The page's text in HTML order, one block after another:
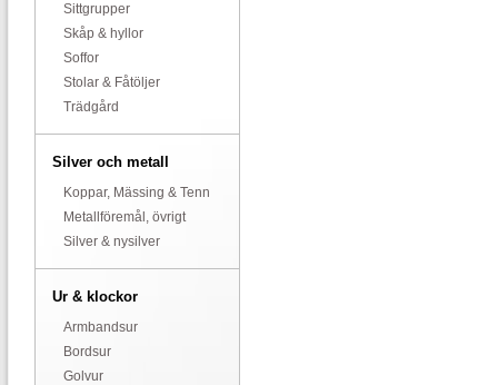
Sittgrupper
Skåp & hyllor
Soffor
Stolar & Fåtöljer
Trädgård
Silver och metall
Koppar, Mässing & Tenn
Metallföremål, övrigt
Silver & nysilver
Ur & klockor
Armbandsur
Bordsur
Golvur